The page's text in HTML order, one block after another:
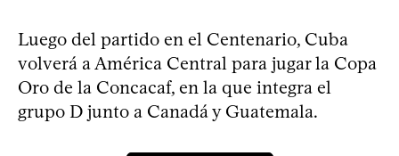
Luego del partido en el Centenario, Cuba
volverá a América Central para jugar la Copa
Oro de la Concacaf, en la que integra el
grupo D junto a Canadá y Guatemala.